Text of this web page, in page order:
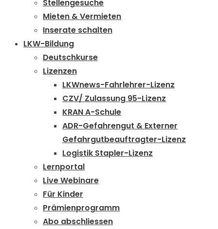
Stellengesuche
Mieten & Vermieten
Inserate schalten
LKW-Bildung
Deutschkurse
Lizenzen
LKWnews-Fahrlehrer-Lizenz
CZV/ Zulassung 95-Lizenz
KRAN A-Schule
ADR-Gefahrengut & Externer
Gefahrgutbeauftragter-Lizenz
Logistik Stapler-Lizenz
Lernportal
Live Webinare
Für Kinder
Prämienprogramm
Abo abschliessen